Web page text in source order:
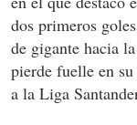
dos primeros
de gigante hacia
pierde fuelle en su
a la Liga